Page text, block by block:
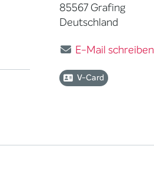
85567 Grafing
Deutschland
E-Mail schreiben
V-Card